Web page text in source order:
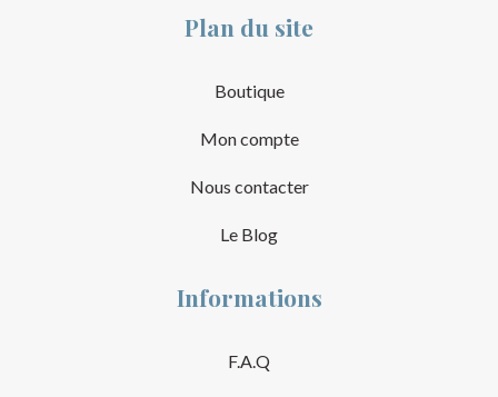
Plan du site
Boutique
Mon compte
Nous contacter
Le Blog
Informations
F.A.Q